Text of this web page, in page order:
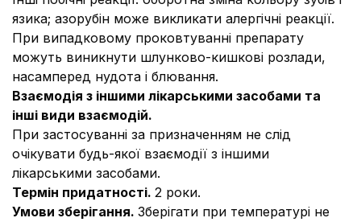
язика; азорубін може викликати алергічні реакції.
При випадковому проковтуванні препарату
можуть виникнути шлунково-кишкові розлади,
насамперед нудота і блювання.
Взаємодія з іншими лікарськими засобами та
інші види взаємодій.
При застосуванні за призначенням не слід
очікувати будь-якої взаємодії з іншими
лікарськими засобами.
Термін придатності. 2 роки.
Умови зберігання. Зберігати при температурі не